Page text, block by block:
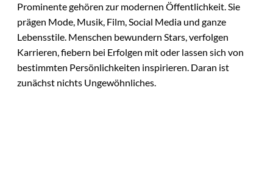
Prominente gehören zur modernen Öffentlichkeit. Sie
prägen Mode, Musik, Film, Social Media und ganze
Lebensstile. Menschen bewundern Stars, verfolgen
Karrieren, fiebern bei Erfolgen mit oder lassen sich von
bestimmten Persönlichkeiten inspirieren. Daran ist
zunächst nichts Ungewöhnliches.